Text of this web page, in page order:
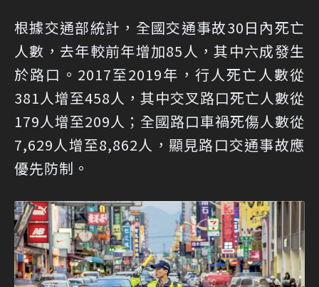
根據交通部統計，全國交通事故30日內死亡
人數，去年較前年增加85人，其中六成發生
於路口。2017至2019年，行人死亡人數從
381人增至458人，其中交叉路口死亡人數從
179人增至209人；全國路口車禍死傷人數從
7,629人增至8,862人，顯見路口交通事故應
優先防制。